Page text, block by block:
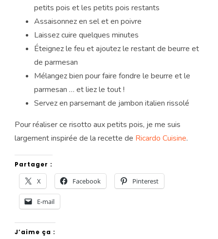
petits pois et les petits pois restants
Assaisonnez en sel et en poivre
Laissez cuire quelques minutes
Éteignez le feu et ajoutez le restant de beurre et
de parmesan
Mélangez bien pour faire fondre le beurre et le
parmesan … et liez le tout !
Servez en parsemant de jambon italien rissolé
Pour réaliser ce risotto aux petits pois, je me suis
largement inspirée de la recette de Ricardo Cuisine.
Partager :
X Facebook Pinterest
E-mail
J’aime ça :